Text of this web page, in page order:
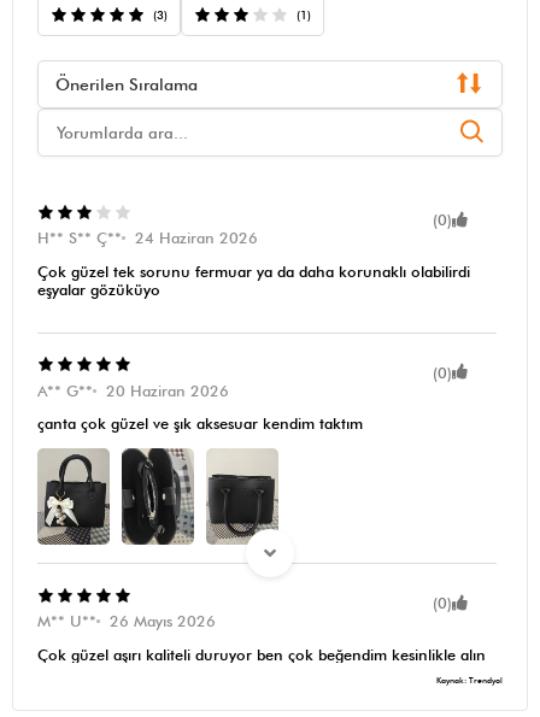
(3) (1)
Önerilen Sıralama
(0)
H** S** Ç**
24 Haziran 2026
Çok güzel tek sorunu fermuar ya da daha korunaklı olabilirdi
eşyalar gözüküyo
(0)
A** G**
20 Haziran 2026
çanta çok güzel ve şık aksesuar kendim taktım
(0)
M** U**
26 Mayıs 2026
Çok güzel aşırı kaliteli duruyor ben çok beğendim kesinlikle alın
Kaynak: Trendyol